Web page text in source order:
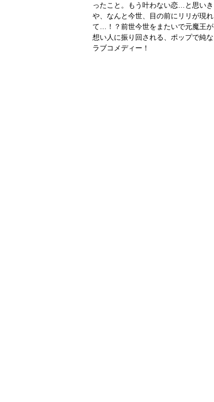
ったこと。もう叶わない恋…と思いき
や、なんと今世、目の前にリリが現れ
て…！？前世今世をまたいで元魔王が
想い人に振り回される、ポップで純な
ラブコメディー！